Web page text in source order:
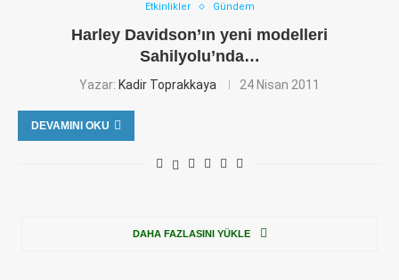
Etkinlikler Gündem
Harley Davidson’ın yeni modelleri
Sahilyolu’nda…
Yazar: Kadir Toprakkaya 24 Nisan 2011
DEVAMINI OKU
DAHA FAZLASINI YÜKLE